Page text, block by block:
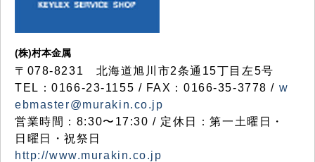
(株)村本金属
〒078-8231 北海道旭川市2条通15丁目左5号
TEL：0166-23-1155 / FAX：0166-35-3778 / w
ebmaster@murakin.co.jp
営業時間：8:30〜17:30 / 定休日：第一土曜日・
日曜日・祝祭日
http://www.murakin.co.jp